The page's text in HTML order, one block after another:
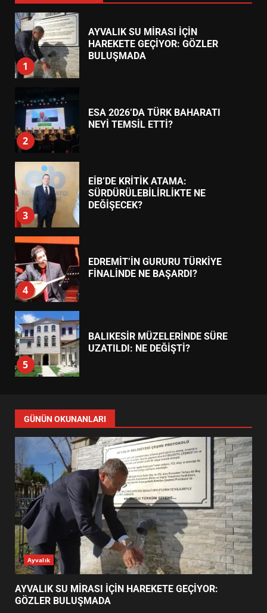
1
AYVALIK SU MİRASI İÇİN
HAREKETE GEÇİYOR: GÖZLER
BULUŞMADA
2
ESA 2026’DA TÜRK BAHARATI
NEYİ TEMSİL ETTİ?
3
EİB’DE KRİTİK ATAMA:
SÜRDÜRÜLEBİLİRLİKTE NE
DEĞİŞECEK?
4
EDREMİT’İN GURURU TÜRKİYE
FİNALİNDE NE BAŞARDI?
5
BALIKESİR MÜZELERİNDE SÜRE
UZATILDI: NE DEĞİŞTİ?
6
TURNUVASI KAYITLARI NEYİ
DEĞİŞTİRİYOR?
7
BURHANİYE BELEDİYESPOR’DA
YENİ YÖNETİM NASIL
ŞEKİLLENDİ?
1
AYVALIK SU MİRASI İÇİN
HAREKETE GEÇİYOR: GÖZLER
BULUŞMADA
GÜNÜN OKUNANLARI
Ayvalık
AYVALIK SU MİRASI İÇİN HAREKETE GEÇİYOR:
GÖZLER BULUŞMADA